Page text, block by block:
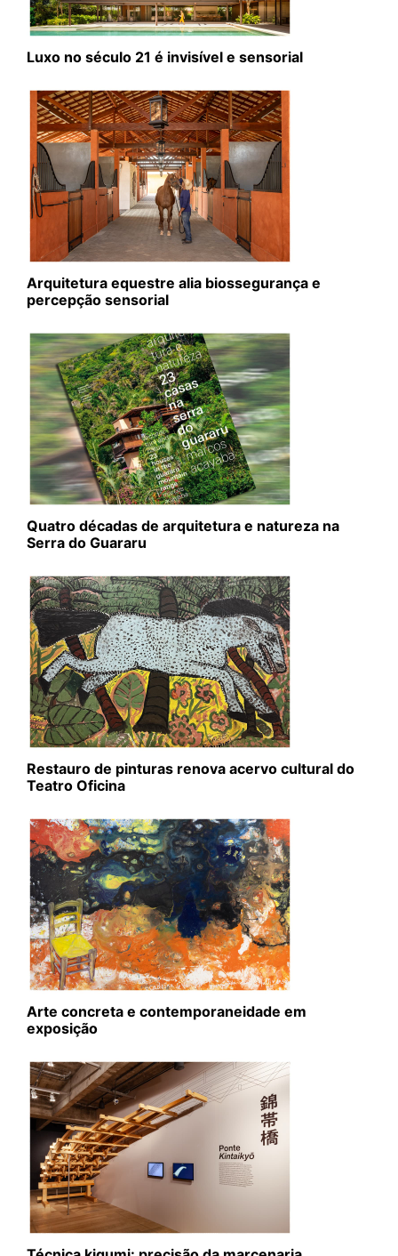
Luxo no século 21 é invisível e sensorial
Arquitetura equestre alia biossegurança e
percepção sensorial
Quatro décadas de arquitetura e natureza na
Serra do Guararu
Restauro de pinturas renova acervo cultural do
Teatro Oficina
Arte concreta e contemporaneidade em
exposição